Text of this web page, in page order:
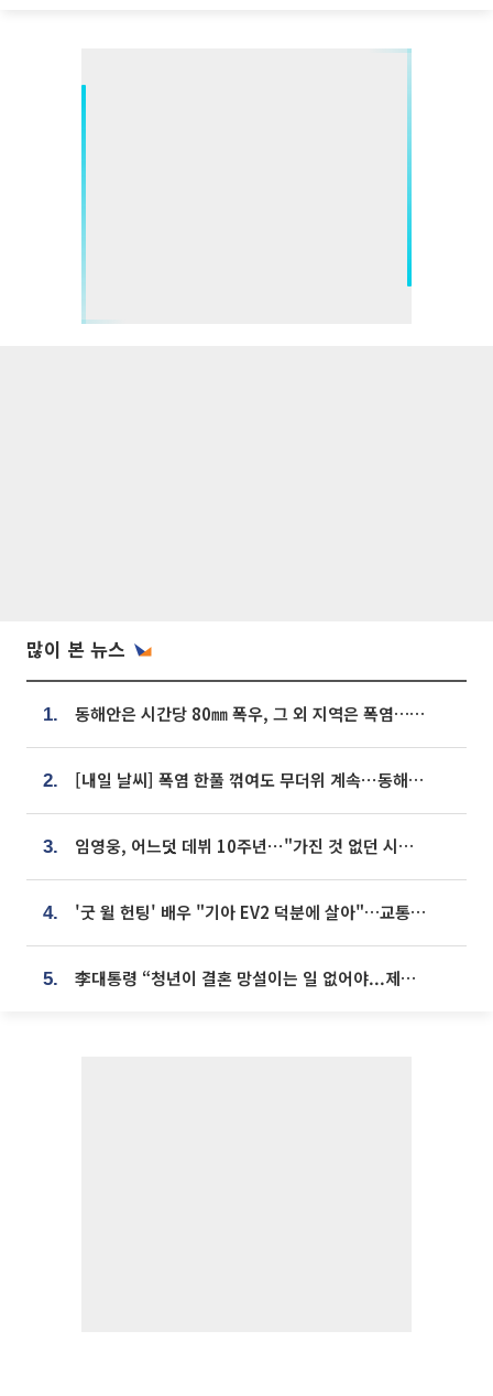
많이 본 뉴스
1. 동해안은 시간당 80㎜ 폭우, 그 외 지역은 폭염…‘극과 극 날씨’
2. [내일 날씨] 폭염 한풀 꺾여도 무더위 계속⋯동해안 이틀 연속 비
3. 임영웅, 어느덧 데뷔 10주년⋯"가진 것 없던 시절, 내 앞엔 20명의 팬뿐"
4. '굿 윌 헌팅' 배우 "기아 EV2 덕분에 살아"…교통사고 후 안전성 극찬
5. 李대통령 “청년이 결혼 망설이는 일 없어야...제도상 불이익 조사”